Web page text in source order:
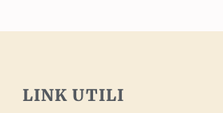
LINK UTILI